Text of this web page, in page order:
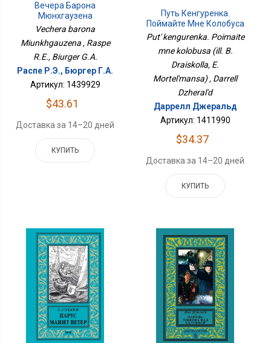
Вечера Барона
Мюнхгаузена
Vechera barona
Miunkhgauzena , Raspe
R.E., Biurger G.A.
Распе Р.Э., Бюргер Г.А.
Артикул: 1439929
$43.61
Доставка за 14–20 дней
КУПИТЬ
Путь Кенгуренка.
Поймайте Мне Колобуса
(илл. Б. Драйсколла, Э.
Мортельманса)
Put' kengurenka. Poimaite
mne kolobusa (ill. B.
Draiskolla, E.
Mortel'mansa) , Darrell
Dzheral'd
Даррелл Джеральд
Артикул: 1411990
$34.37
Доставка за 14–20 дней
КУПИТЬ